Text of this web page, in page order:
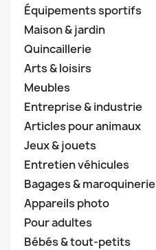
Équipements sportifs
Maison & jardin
Quincaillerie
Arts & loisirs
Meubles
Entreprise & industrie
Articles pour animaux
Jeux & jouets
Entretien véhicules
Bagages & maroquinerie
Appareils photo
Pour adultes
Bébés & tout-petits